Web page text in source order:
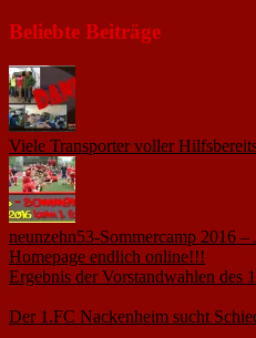
Beliebte Beiträge
Viele Transporter voller
neunzehn53-Sommercamp 2016 –
Homepage endlich online!!!
Ergebnis der Vorstandwahlen des
Der 1.FC Nackenheim sucht